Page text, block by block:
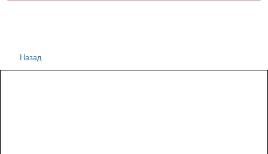
Назад